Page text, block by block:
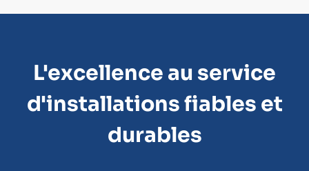
L'excellence au service
d'installations fiables et
durables